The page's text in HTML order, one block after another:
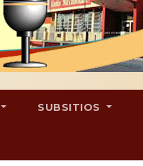
SUBSITIOS